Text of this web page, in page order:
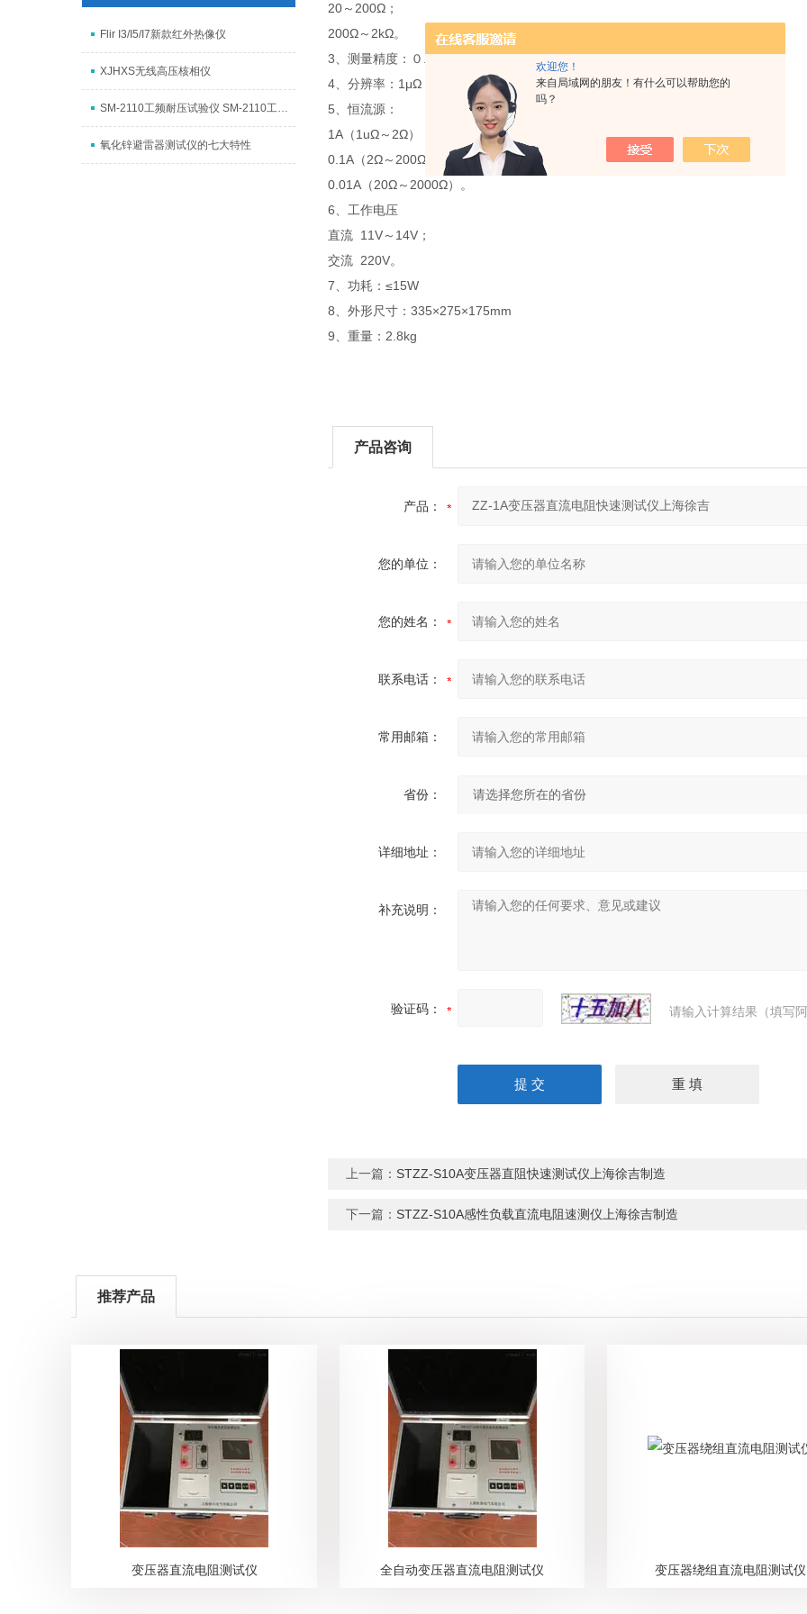
欢迎您！
来自局域网的朋友！有什么可以帮助您的
吗？
Flir I3/I5/I7新款红外热像仪
XJHXS无线高压核相仪
SM-2110工频耐压试验仪 SM-2110工频耐压试验仪
氧化锌避雷器测试仪的七大特性
20～200Ω；
200Ω～2kΩ。
3、测量精度：０.２级
4、分辨率：1μΩ
5、恒流源：
1A（1uΩ～2Ω）；
0.1A（2Ω～200Ω）；
0.01A（20Ω～2000Ω）。
6、工作电压
直流 11V～14V；
交流 220V。
7、功耗：≤15W
8、外形尺寸：335×275×175mm
9、重量：2.8kg
产品咨询
产品：
您的单位：
您的姓名：
联系电话：
常用邮箱：
省份：
详细地址：
补充说明：
验证码： 请输入计算结果（填写
上一篇： STZZ-S10A变压器直阻快速测试仪上海徐吉制造
下一篇： STZZ-S10A感性负载直流电阻速测仪上海徐吉制造
推荐产品
变压器直流电阻测试仪 全自动变压器直流电阻测试仪 变压器绕组直流电阻测试仪